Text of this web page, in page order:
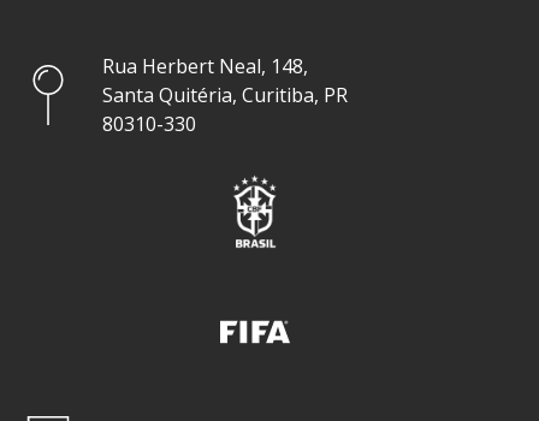
Rua Herbert Neal, 148,
Santa Quitéria, Curitiba, PR
80310-330